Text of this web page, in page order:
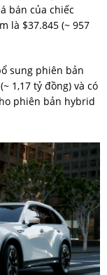
bán của chiếc
là $37.845 (~ 957
sung phiên bản
1,17 tỷ đồng) và có
phiên bản hybrid